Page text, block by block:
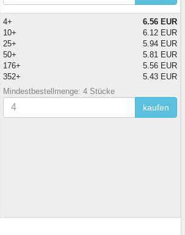
4+
6.56 EUR
10+
6.12 EUR
25+
5.94 EUR
50+
5.81 EUR
176+
5.56 EUR
352+
5.43 EUR
Mindestbestellmenge: 4 Stücke
kaufen